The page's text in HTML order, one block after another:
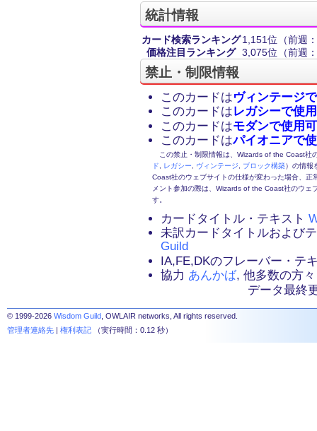
統計情報
カード検索ランキング1,151位
（前週
価格注目ランキング 3,075位 （前週
禁止・制限情報
このカードはヴィンテージ
このカードはレガシーで使
このカードはモダンで使用
このカードはパイオニアで
この禁止・制限情報は、Wizards of the Coast社
ド
レガシー ヴィンテージ ブロック構築）の情報
Coast社のウェブサイトの仕様が変わった場合、
メント参加の際は、Wizards of the Coast社のウェ
す。
カードタイトル・テキスト
未訳カードタイトルおよび
Guild
IA,FE,DKのフレーバー・テ
協力 あんかば, 他多数の方々
データ最終
© 1999-2026 Wisdom Guild , OWLAIR networks, All rights reserved.
管理者連絡先 | 権利表記 （実行時間：0.12 秒）